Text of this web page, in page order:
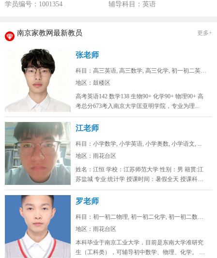
学员编号：1001354
辅导科目：英语
南京家教网最新教员 更多+
张老师
科目：高三英语, 高三数学, 高三化学, 初一初二英语...
地区：鼓楼区
高考英语142 数学138 生物90+ 化学90+ 物理90+ 高
考总分673考入南京大学匡亚明学院，专业为理...
江老师
科目：小学数学, 小学英语, 小学奥数, 小学语文, ...
地区：雨花台区
姓名：江恒 学校：江苏师范大学 性别：男 籍贯:江
苏盐城 专业:统计学 授课时间：暑假全天 授课科
目：小学初...
罗老师
科目：初一初二物理, 初一初二化学, 初一初二数学, ...
地区：雨花台区
本科毕业于南京工业大学，目前是东南大学准研究
生（工科类），可辅导初中数学、物理、化学。 可